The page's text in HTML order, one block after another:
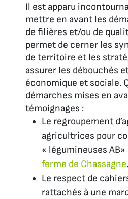
Il est apparu
mettre en avant les
de filières et/ou de
permet de cerner les
de territoire et les
assurer les débouchés
économique et sociale.
démarches mises en
témoignages :
Le regroupement
agricultrices pour
« légumineuses
ferme de Chassagne.
Le respect de
rattachés à une